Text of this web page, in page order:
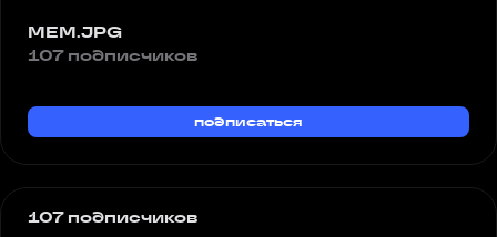
MEM.JPG
107 подписчиков
подписаться
107 подписчиков